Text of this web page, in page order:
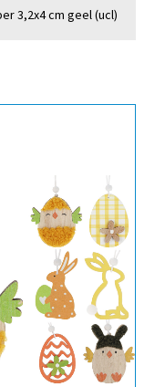
3,2x4 cm geel (ucl)